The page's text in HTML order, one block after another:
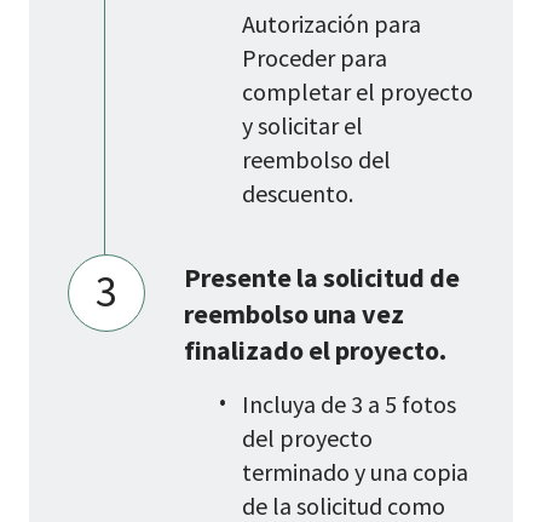
Autorización para
Proceder para
completar el proyecto
y solicitar el
reembolso del
descuento.
3
Presente la solicitud de
reembolso una vez
finalizado el proyecto.
Incluya de 3 a 5 fotos
del proyecto
terminado y una copia
de la solicitud como